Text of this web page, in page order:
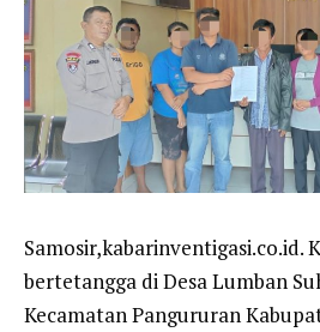
Samosir,kabarinventigasi.co.id.
bertetangga di Desa Lumban
Kecamatan Pangururan